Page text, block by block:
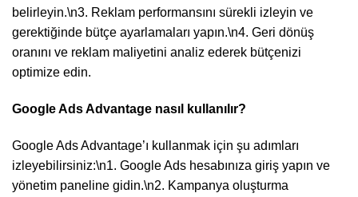
belirleyin.\n3. Reklam performansını sürekli izleyin ve
gerektiğinde bütçe ayarlamaları yapın.\n4. Geri dönüş
oranını ve reklam maliyetini analiz ederek bütçenizi
optimize edin.
Google Ads Advantage nasıl kullanılır?
Google Ads Advantage’ı kullanmak için şu adımları
izleyebilirsiniz:\n1. Google Ads hesabınıza giriş yapın ve
yönetim paneline gidin.\n2. Kampanya oluşturma